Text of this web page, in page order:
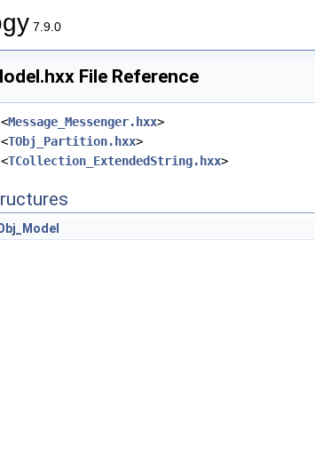
7.9.0
File Reference
Message_Messenger.hxx>
TObj_Partition.hxx>
TCollection_ExtendedString.hxx>